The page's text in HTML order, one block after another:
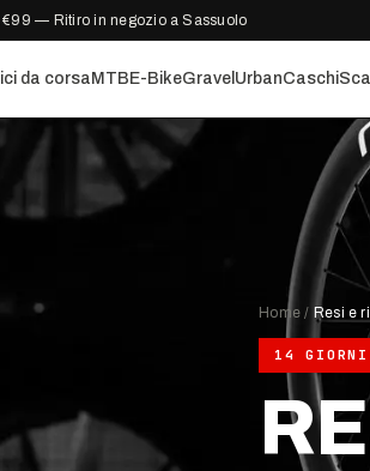
€99 — Ritiro in negozio a Sassuolo
da corsa MTB E-BikeGravel UrbanCaschi
Home / Resi e
14 GIORNI